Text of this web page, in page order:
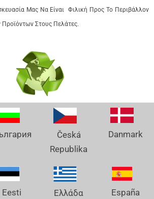
Μας Να Είναι Φιλική Προς Το Περιβάλλον
Στους Πελάτες.
Česká
Republika
Danmark
Eesti Ελλάδα España